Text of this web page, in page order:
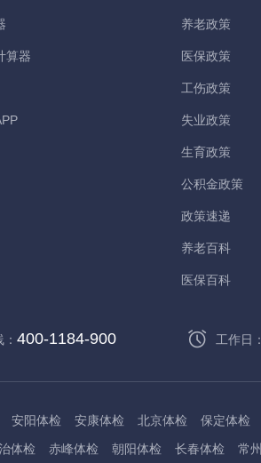
算器
养老政策
医保政策
工伤政策
失业政策
生育政策
公积金政策
政策速递
养老百科
医保百科
400-1184-900 工作日
安阳体检 安康体检 北京体检 保定体检
体检 赤峰体检 朝阳体检 长春体检 常